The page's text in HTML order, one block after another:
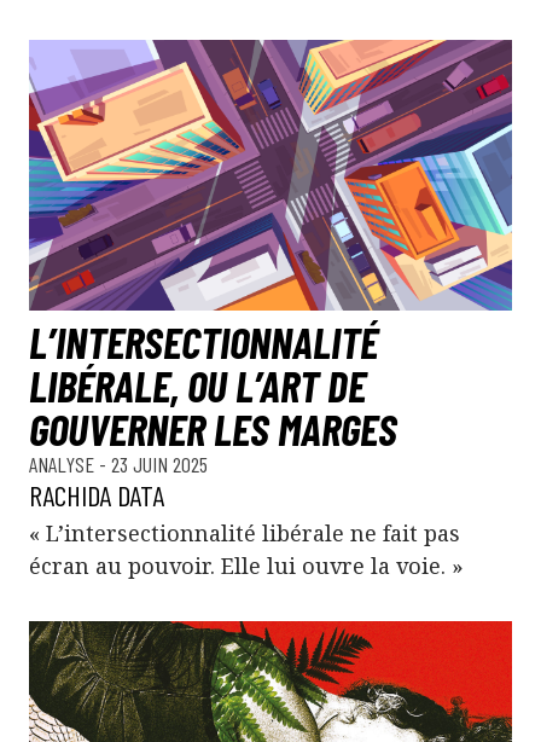
L’INTERSECTIONNALITÉ
LIBÉRALE, OU L’ART DE
GOUVERNER LES MARGES
ANALYSE - 23 JUIN 2025
RACHIDA DATA
« L’intersectionnalité libérale ne fait pas
écran au pouvoir. Elle lui ouvre la voie. »